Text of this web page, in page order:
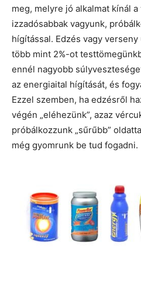
meg, melyre jó alkalmat kínál
izzadósabbak vagyunk,
hígítással. Edzés vagy
több mint 2%-ot
ennél nagyobb
az energiaital hígítását, és
Ezzel szemben, ha edzésről
végén „eléhezünk”, azaz
próbálkozzunk „sűrűbb”
még gyomrunk be tud fogadni.